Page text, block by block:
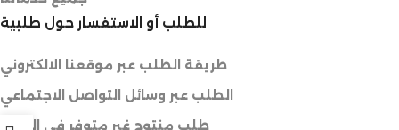
للطلب أو الاستفسار حول طلبية
طريقة الطلب عبر موقعنا الالكتروني
الطلب عبر وسائل التواصل الاجتماعي
طلب منتوج غير متوفر في المتجر